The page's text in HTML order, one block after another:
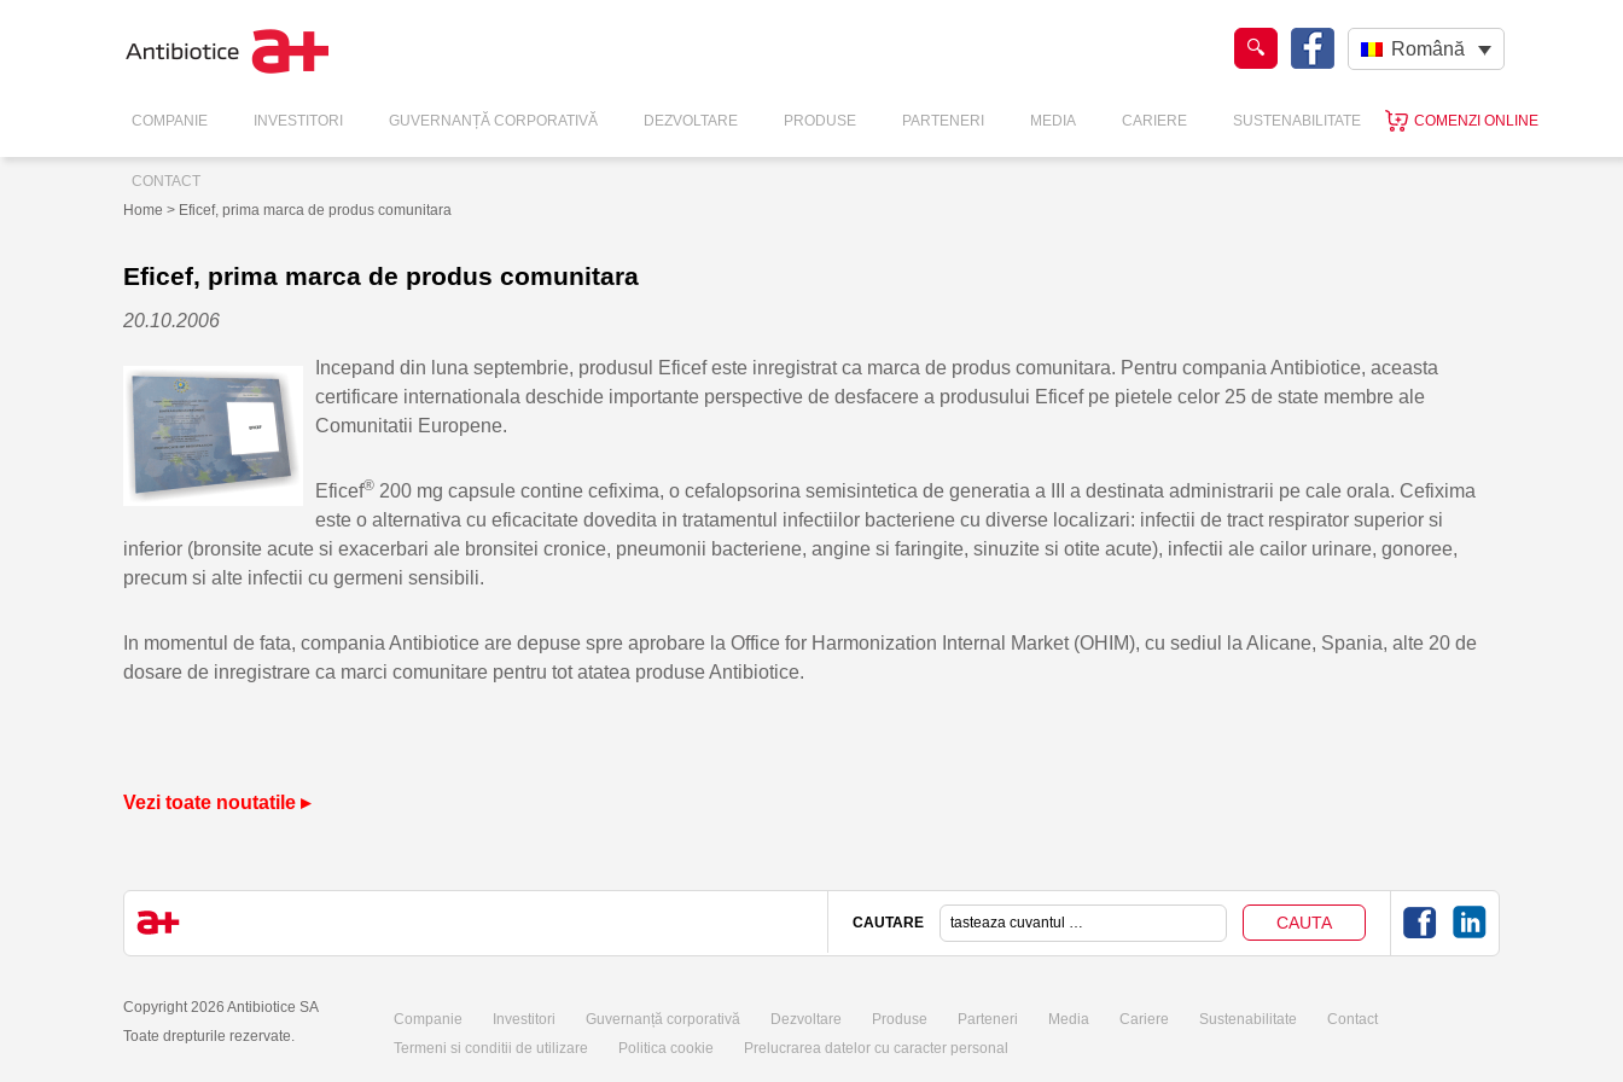
Română
COMPANIE INVESTITORI GUVERNANȚĂ CORPORATIVĂ DEZVOLTARE PRODUSE PARTENERI MEDIA CARIERE SUSTENABILITATE COMENZI ONLINE
CONTACT
Home > Eficef, prima marca de produs comunitara
Eficef, prima marca de produs comunitara
20.10.2006
Incepand din luna septembrie, produsul Eficef este inregistrat ca marca de produs comunitara. Pentru compania Antibiotice, aceasta
certificare internationala deschide importante perspective de desfacere a produsului Eficef pe pietele celor 25 de state membre ale
Comunitatii Europene.
Eficef® 200 mg capsule contine cefixima, o cefalopsorina semisintetica de generatia a III a destinata administrarii pe cale orala. Cefixima
este o alternativa cu eficacitate dovedita in tratamentul infectiilor bacteriene cu diverse localizari: infectii de tract respirator superior si
inferior (bronsite acute si exacerbari ale bronsitei cronice, pneumonii bacteriene, angine si faringite, sinuzite si otite acute), infectii ale cailor urinare, gonoree,
precum si alte infectii cu germeni sensibili.
In momentul de fata, compania Antibiotice are depuse spre aprobare la Office for Harmonization Internal Market (OHIM), cu sediul la Alicane, Spania, alte 20 de
dosare de inregistrare ca marci comunitare pentru tot atatea produse Antibiotice.
Vezi toate noutatile ▸
CAUTARE
Copyright 2026 Antibiotice SA
Toate drepturile rezervate.
Companie Investitori Guvernanță corporativă Dezvoltare Produse Parteneri Media Cariere Sustenabilitate
Contact
Termeni si conditii de utilizare
Politica cookie Prelucrarea datelor cu caracter personal